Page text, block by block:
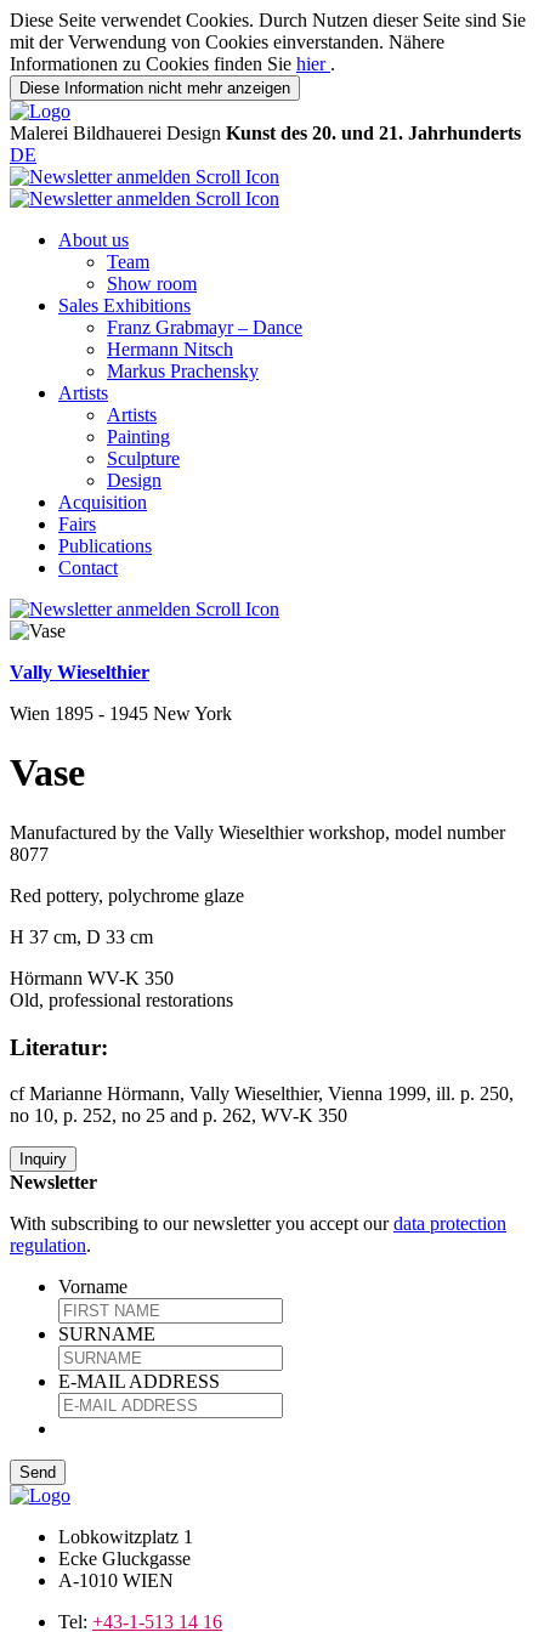
Diese Seite verwendet Cookies. Durch Nutzen dieser Seite sind Sie
mit der Verwendung von Cookies einverstanden. Nähere
Informationen zu Cookies finden Sie hier .
Diese Information nicht mehr anzeigen
Malerei Bildhauerei Design Kunst des 20. und 21. Jahrhunderts
DE
About us
Team
Show room
Sales Exhibitions
Franz Grabmayr – Dance
Hermann Nitsch
Markus Prachensky
Artists
Artists
Painting
Sculpture
Design
Acquisition
Fairs
Publications
Contact
Vally Wieselthier
Wien 1895 - 1945 New York
Vase
Manufactured by the Vally Wieselthier workshop, model number
8077
Red pottery, polychrome glaze
H 37 cm, D 33 cm
Hörmann WV-K 350
Old, professional restorations
Literatur:
cf Marianne Hörmann, Vally Wieselthier, Vienna 1999, ill. p. 250,
no 10, p. 252, no 25 and p. 262, WV-K 350
Inquiry
Newsletter
With subscribing to our newsletter you accept ourdata protection
regulation.
Vorname
SURNAME
E-MAIL ADDRESS
Lobkowitzplatz 1
Ecke Gluckgasse
A-1010 WIEN
Tel: +43-1-513 14 16